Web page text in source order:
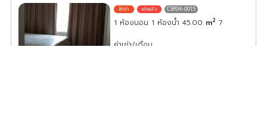
CSR04-0015
1 ห้องนอน 1 ห้องน้ำ 45.00 m2 7
ค่าเช่า/เดือน